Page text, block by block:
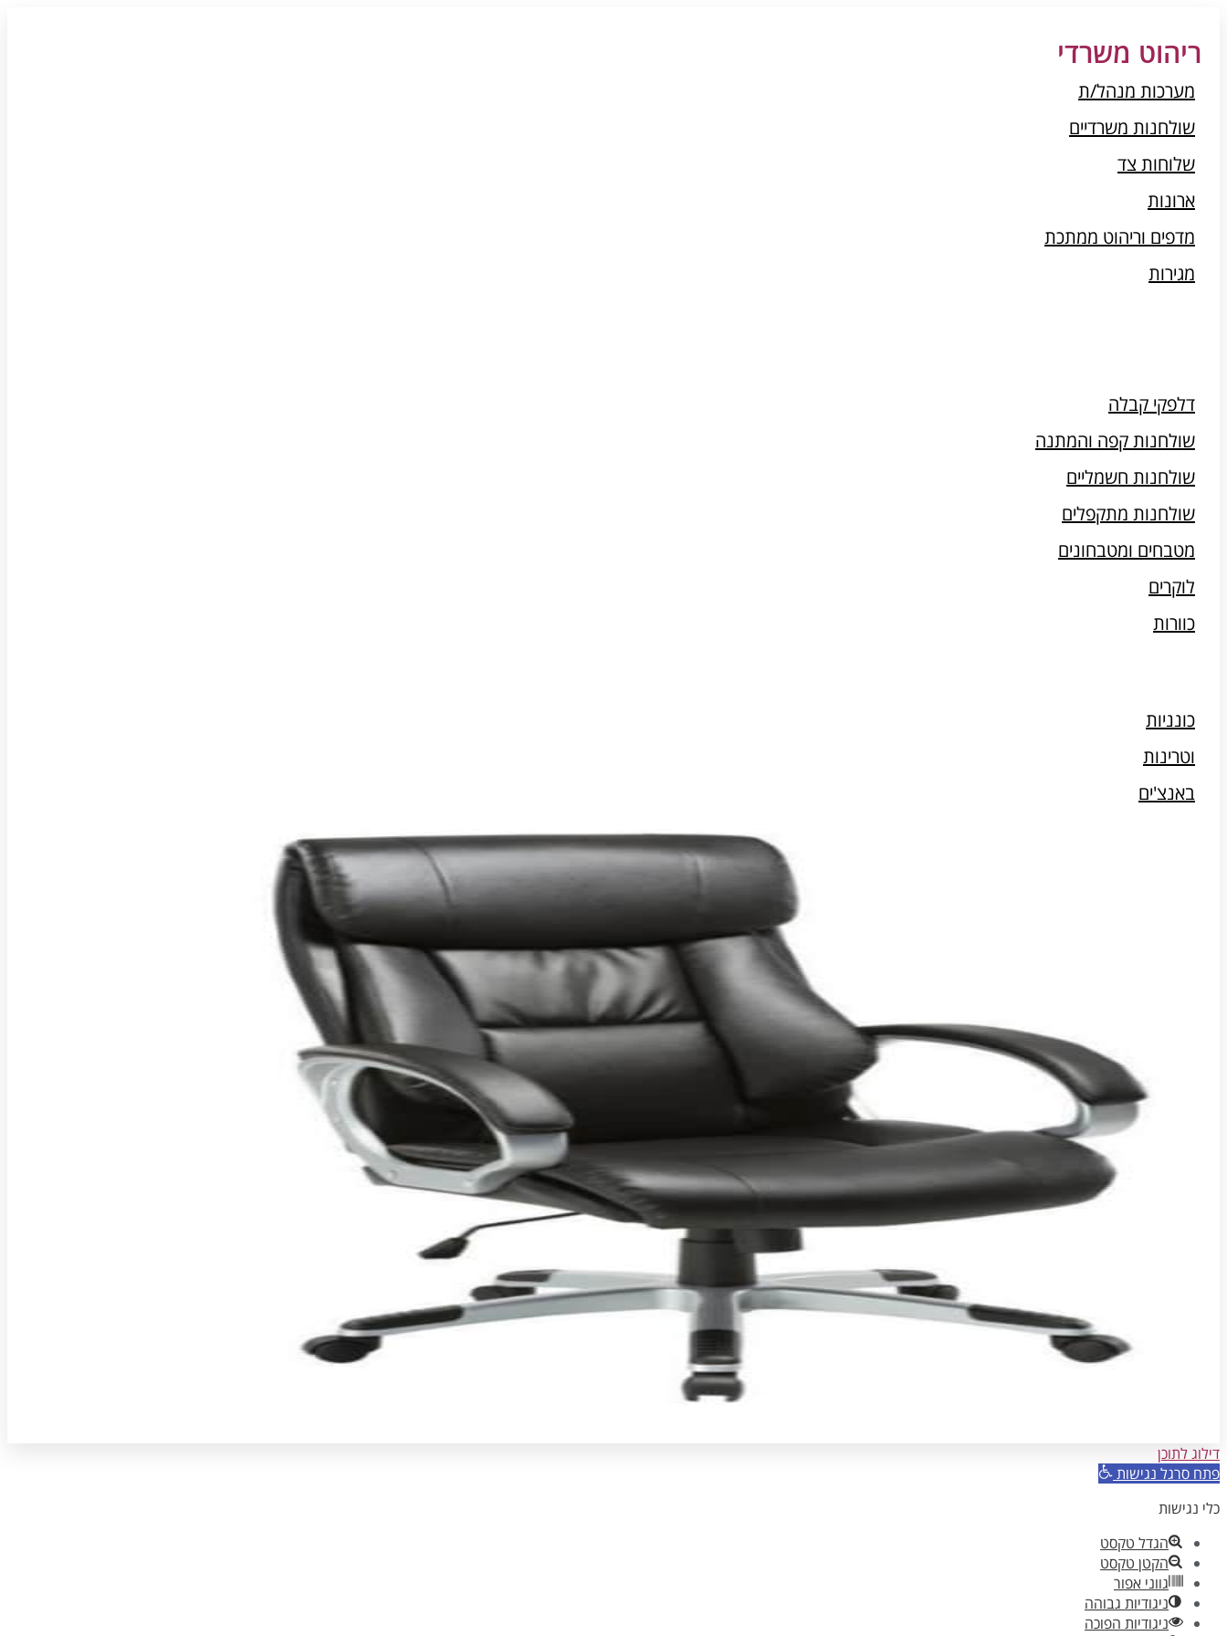
ריהוט משרדי
מערכות מנהל/ת
שולחנות משרדיים
שלוחות צד
ארונות
מדפים וריהוט ממתכת
מגירות
דלפקי קבלה
שולחנות קפה והמתנה
שולחנות חשמליים
שולחנות מתקפלים
מטבחים ומטבחונים
לוקרים
כוורות
כונניות
וטרינות
באנצ'ים
דילוג לתוכן
פתח סרגל נגישות
כלי נגישות
הגדל טקסט
הקטן טקסט
גווני אפור
ניגודיות גבוהה
ניגודיות הפוכה